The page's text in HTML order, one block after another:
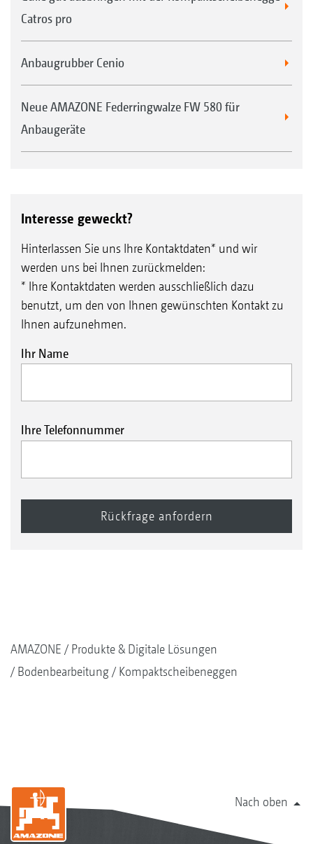
Catros pro
Anbaugrubber Cenio
Neue AMAZONE Federringwalze FW 580 für
Anbaugeräte
Interesse geweckt?
Hinterlassen Sie uns Ihre Kontaktdaten* und wir
werden uns bei Ihnen zurückmelden:
* Ihre Kontaktdaten werden ausschließlich dazu
benutzt, um den von Ihnen gewünschten Kontakt zu
Ihnen aufzunehmen.
Ihr Name
Ihre Telefonnummer
AMAZONE
Produkte & Digitale Lösungen
Bodenbearbeitung
Kompaktscheibeneggen
Nach oben